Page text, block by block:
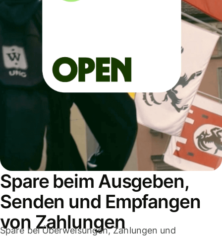
Spare beim Ausgeben,
Senden und Empfangen
von Zahlungen
Spare bei Überweisungen, Zahlungen und